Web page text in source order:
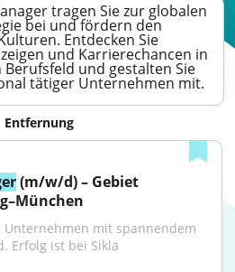
tragen Sie zur globalen
bei und fördern den
Entdecken Sie
und Karrierechancen in
und gestalten Sie
tätiger Unternehmen mit.
Entfernung
(m/w/d) – Gebiet
Erfolg ist bei Sikla